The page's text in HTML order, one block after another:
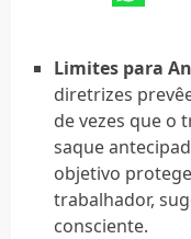
Limites para
diretrizes
de vezes que o
saque
objetivo
trabalhador,
consciente.